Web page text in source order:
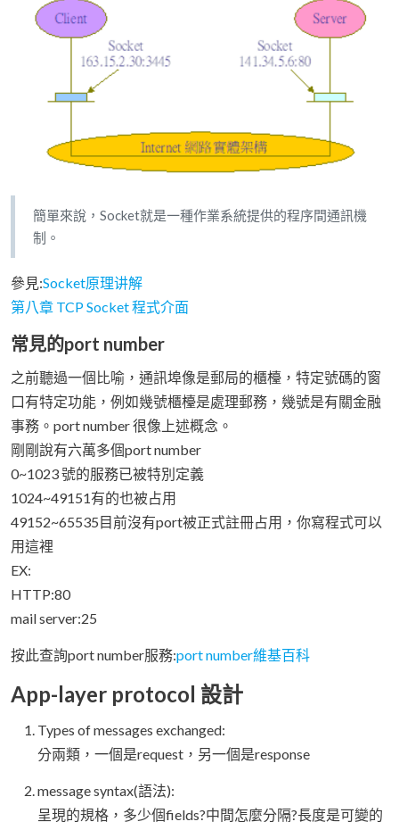
簡單來說，Socket就是一種作業系統提供的程序間通訊機
制。
參見:Socket原理讲解
第八章 TCP Socket 程式介面
常見的port number
之前聽過一個比喻，通訊埠像是郵局的櫃檯，特定號碼的窗
口有特定功能，例如幾號櫃檯是處理郵務，幾號是有關金融
事務。port number 很像上述概念。
剛剛說有六萬多個port number
0~1023 號的服務已被特別定義
1024~49151有的也被占用
49152~65535目前沒有port被正式註冊占用，你寫程式可以
用這裡
EX:
HTTP:80
mail server:25
按此查詢port number服務:port number維基百科
App-layer protocol 設計
Types of messages exchanged:
分兩類，一個是request，另一個是response
message syntax(語法):
呈現的規格，多少個fields?中間怎麼分隔?長度是可變的